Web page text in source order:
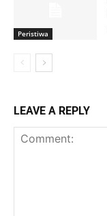
Peristiwa
LEAVE A REPLY